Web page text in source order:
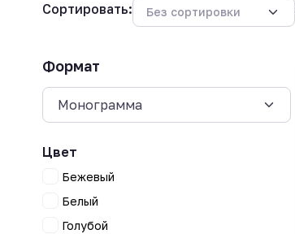
Сортировать:
Формат
Цвет
Бежевый
Белый
Голубой